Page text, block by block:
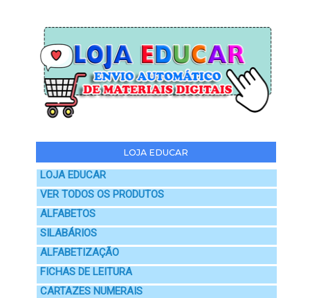
LOJA EDUCAR
LOJA EDUCAR
VER TODOS OS PRODUTOS
ALFABETOS
SILABÁRIOS
ALFABETIZAÇÃO
FICHAS DE LEITURA
CARTAZES NUMERAIS